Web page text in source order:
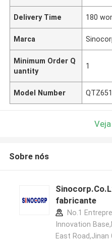
Delivery Time 180
Marca
Minimum Order Q
uantity
1
Model Number
Sobre nós
fabricante
No.1
Innovation
East Road,Jinan